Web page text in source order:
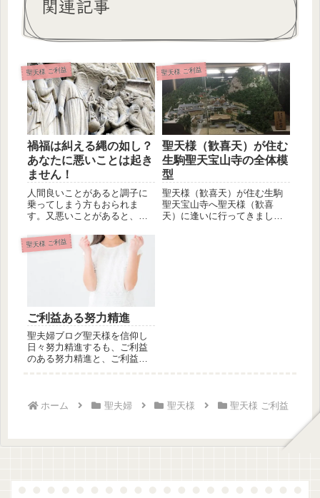
関連記事
聖天様 ご利益
禍福は糾える縄の如し？
あなたに悪いことは起き
ません！
人間良いことがあると調子に
乗ってしまう方もおられま
す。又悪いことがあると、こ
うになる方...
聖天様 ご利益
聖天様（歓喜天）が住む
生駒聖天宝山寺の全体模
型
聖天様（歓喜天）が住む生駒
聖天宝山寺へ聖天様（歓喜
天）に逢いに行ってきまし
聖天様 ご利益
ご利益ある努力精進
聖夫婦ブログ聖天様を信仰し
日々努力精進するも、ご利益
のある努力精進と、ご利益の
ホーム 聖夫婦 聖天様 聖天様 ご利益